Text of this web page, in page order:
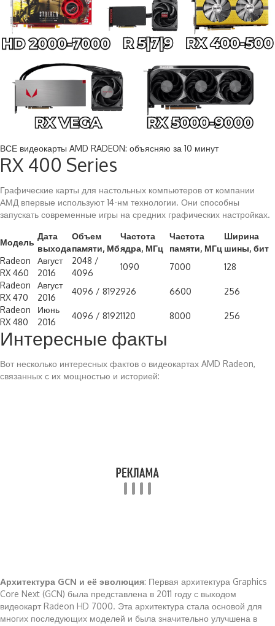
ВСЕ видеокарты AMD RADEON: объясняю за 10 минут
RX 400 Series
Графические карты для настольных компьютеров от компании
АМД впервые используют 14-нм технологии. Они способны
запускать современные игры на средних графических настройках.
Модель
Дата
выхода
Объем
памяти, Мб
Частота
ядра, МГц
Частота
памяти, МГц
Ширина
шины, бит
Radeon
RX 460
Август
2016
2048 /
4096
1090 7000
128
Radeon
RX 470
Август
2016
4096 / 8192926 6600
256
Radeon
RX 480
Июнь
2016
4096 / 81921120 8000 256
Интересные факты
Вот несколько интересных фактов о видеокартах AMD Radeon,
связанных с их мощностью и историей:
Архитектура GCN и её эволюция: Первая архитектура Graphics
Core Next (GCN) была представлена в 2011 году с выходом
видеокарт Radeon HD 7000. Эта архитектура стала основой для
многих последующих моделей и была значительно улучшена в